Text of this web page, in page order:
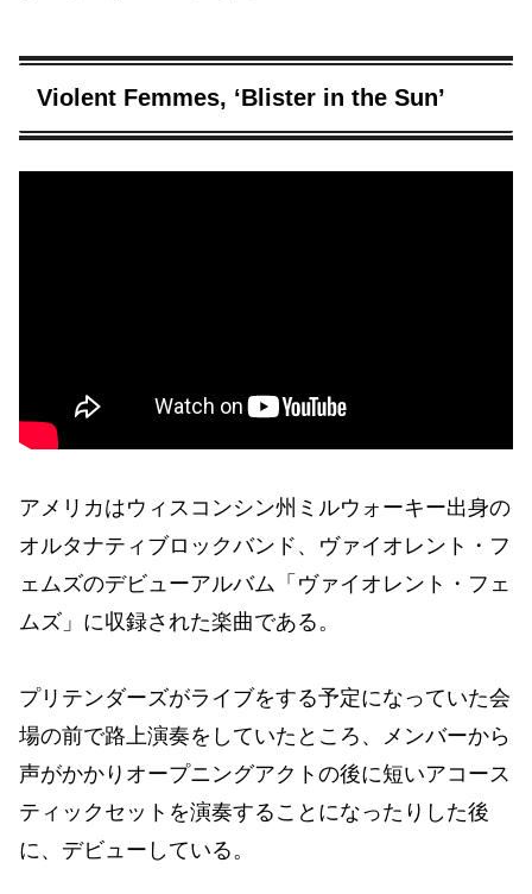
Violent Femmes, ‘Blister in the Sun’
アメリカはウィスコンシン州ミルウォーキー出身の
オルタナティブロックバンド、ヴァイオレント・フ
ェムズのデビューアルバム「ヴァイオレント・フェ
ムズ」に収録された楽曲である。
プリテンダーズがライブをする予定になっていた会
場の前で路上演奏をしていたところ、メンバーから
声がかかりオープニングアクトの後に短いアコース
ティックセットを演奏することになったりした後
に、デビューしている。